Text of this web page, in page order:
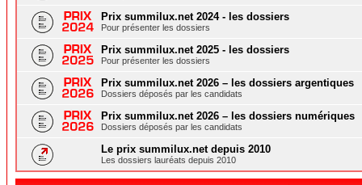
Prix summilux.net 2024 - les dossiers
Pour présenter les dossiers
Prix summilux.net 2025 - les dossiers
Pour présenter les dossiers
Prix summilux.net 2026 – les dossiers argentiques
Dossiers déposés par les candidats
Prix summilux.net 2026 – les dossiers numériques
Dossiers déposés par les candidats
Le prix summilux.net depuis 2010
Les dossiers lauréats depuis 2010